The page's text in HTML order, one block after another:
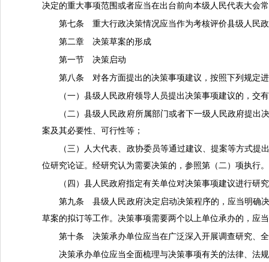
决定的重大事项范围或者应当在出台前向本级人民代表大会
第七条 重大行政决策情况应当作为考核评价县级人民
第二章 决策草案的形成
第一节 决策启动
第八条 对各方面提出的决策事项建议，按照下列规定
（一）县级人民政府领导人员提出决策事项建议的，交
（二）县级人民政府所属部门或者下一级人民政府提
案及其必要性、可行性等；
（三）人大代表、政协委员等通过建议、提案等方式
位研究论证。经研究认为需要决策的，参照第（二）项执行。
（四）县人民政府指定有关单位对决策事项建议进行研
第九条
县级人民政府决定启动决策程序的，应当明确
草案的拟订等工作。决策事项需要两个以上单位承办的，应
第十条 决策承办单位应当在广泛深入开展调查研究、
决策承办单位应当全面梳理与决策事项有关的法律、法